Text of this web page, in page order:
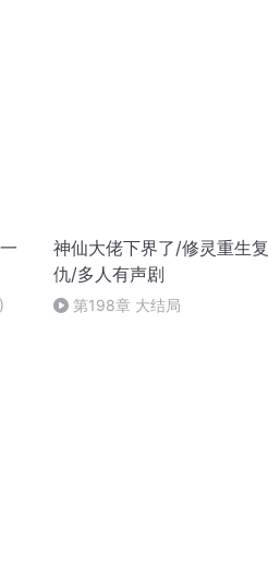
神仙大佬下界了/修灵重生复
仇/多人有声剧
第198章 大结局